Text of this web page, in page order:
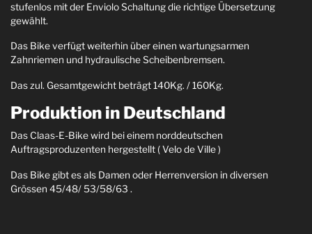
stufenlos mit der Enviolo Schaltung die richtige Übersetzung
gewählt.
Das Bike verfügt weiterhin über einen wartungsarmen
Zahnriemen und hydraulische Scheibenbremsen.
Das zul. Gesamtgewicht beträgt 140Kg. / 160Kg.
Produktion in Deutschland
Das Claas-E-Bike wird bei einem norddeutschen
Auftragsproduzenten hergestellt ( Velo de Ville )
Das Bike gibt es als Damen oder Herrenversion in diversen
Grössen 45/48/ 53/58/63 .